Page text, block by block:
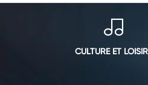
CULTURE ET